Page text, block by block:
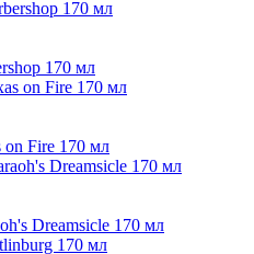
170 мл
Fire 170 мл
Dreamsicle 170 мл